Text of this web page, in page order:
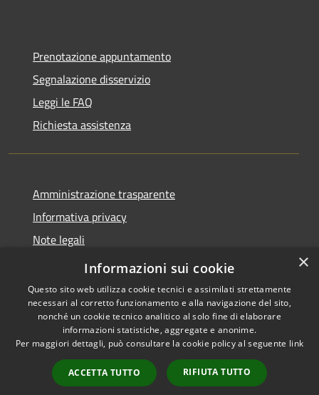
Prenotazione appuntamento
Segnalazione disservizio
Leggi le FAQ
Richiesta assistenza
Amministrazione trasparente
Informativa privacy
Note legali
Dichiarazione di accessibilità
Accessibilità
Copyright © 2026 • Comune di
San Donato Val di Comino •
Powered byMunicipium
Accesso redazione
×
Informazioni sui cookie
Questo sito web utilizza cookie tecnici e assimilati strettamente
necessari al corretto funzionamento e alla navigazione del sito,
nonché un cookie tecnico analitico al solo fine di elaborare
informazioni statistiche, aggregate e anonime.
Per maggiori dettagli, può consultare la cookie policy al seguente link
ACCETTA TUTTO RIFIUTA TUTTO